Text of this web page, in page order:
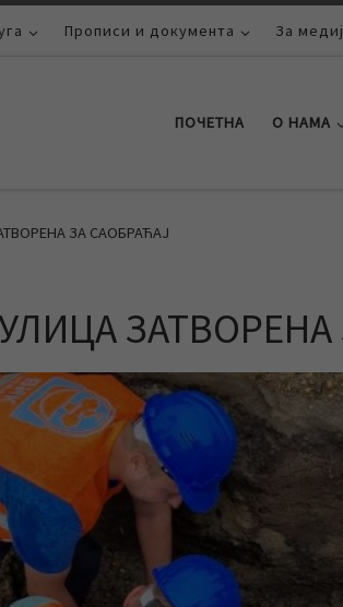
Прописи и документа За
ПОЧЕТНА О НАМА
ЗА САОБРАЋАЈ
ЗАТВОРЕНА